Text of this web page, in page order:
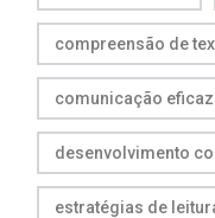
compreensão de
comunicação eficaz
desenvolvimento
estratégias de